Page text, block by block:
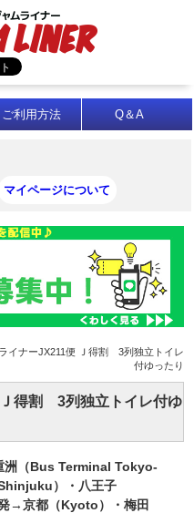
ご利用方法 Q＆A
マイページについて
イナーJX211便 Ｊ得割 3列独立トイレ
付ゆったり
得割 3列独立トイレ付ゆ
洲（Bus Terminal Tokyo-
）・八王子
→京都（Kyoto）・梅田